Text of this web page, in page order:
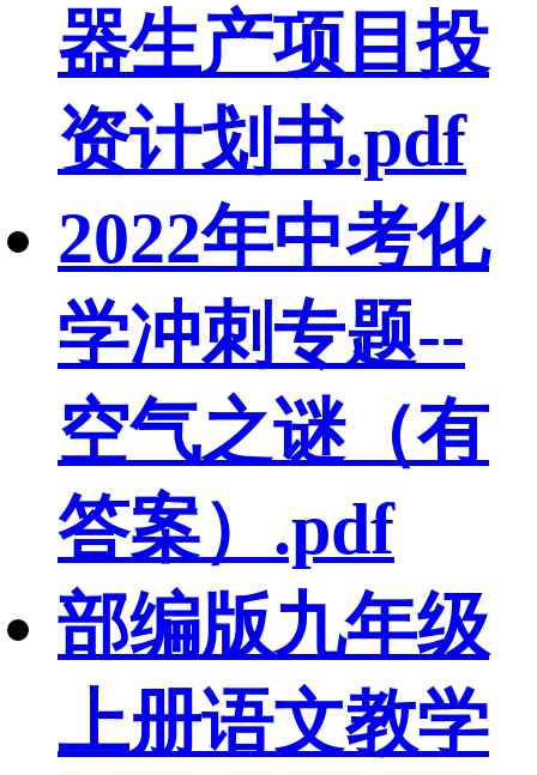
器生产项目投
资计划书.pdf
2022年中考化
学冲刺专题--
空气之谜（有
答案）.pdf
部编版九年级
上册语文教学